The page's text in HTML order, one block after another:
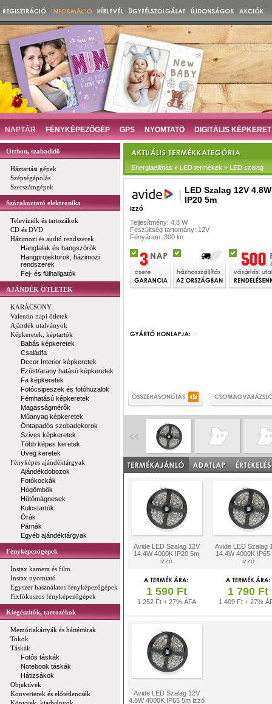
NAPTÁR FÉNYKÉPEZŐGÉP GPS NYOMTATÓ DIGITÁLIS KÉPKERET
Otthon, szabadidő
Háztartási gépek
Szépségápolás
Szerszámgépek
Szórakoztató elektronika
Televíziók és tartozákok
CD és DVD
Házimozi és audió rendszerek
Hangfalak és hangszórók
Hangprojektorok, házimozi
rendszerek
Fej- és fülhallgatók
AJÁNDÉK ÖTLETEK
KARÁCSONY
Valentin napi ötletek
Ajándék utalványok
Képkeretek, képtartók
Babás képkeretek
Családfa
Decor Interior képkeretek
Ezüst/arany hatású képkeretek
Fa képkeretek
Fotócsipeszek és fotóhuzalok
Fémhatású képkeretek
Magasságmérők
Műanyag képkeretek
Öntapadós szobadekorok
Szives képkeretek
Több képes keretek
Üveg keretek
Fényképes ajándéktárgyak
Ajándékdobozok
Fotókockák
Hógömbök
Hűtőmágnesek
Kulcstartók
Órák
Párnák
Egyéb ajándéktárgyak
Fényképezőgépek
Instax kamera és film
Instax nyomtató
Egyszer használatos fényképezőgépek
Fixfókuszos fényképezőgépek
Kiegészítők, tartozékok
Memóriakártyák és háttértárak
Tokok
Táskák
Fotós táskák
Notebook táskák
Hátizsákok
Objektívek
Konverterek és előtétlencsék
Energiaellátás » LED termékek » LED szalag
LED Szalag 12V
IP20 5m
izzó
Teljesítmény: 4,8 W
Feszültség tartomány: 12V
Fényáram: 300 lm
-
Avide LED Szalag 12V
14.4W 4000K IP20 5m
izzó
Avide LED Szalag
14.4W 4000K IP65
izzó
1 590 Ft
1 252 Ft + 27% ÁFA
1 790 Ft
1 409 Ft + 27%
Avide LED Szalag 12V
4.8W 4000K IP65 5m izzó